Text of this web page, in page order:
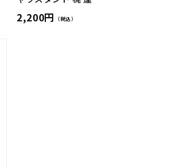
2,200円 （税込）